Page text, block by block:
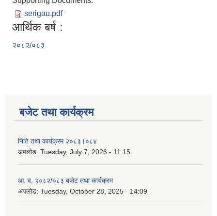
serigau.pdf
आर्थिक बर्ष :
२०८२/०८३
बजेट तथा कार्यक्रम
निति तथा कार्यक्रम २०८३।०८४
अपलोड: Tuesday, July 7, 2026 - 11:15
आ. व. २०८२/०८३ बजेट तथा कार्यक्रम
अपलोड: Tuesday, October 28, 2025 - 14:09